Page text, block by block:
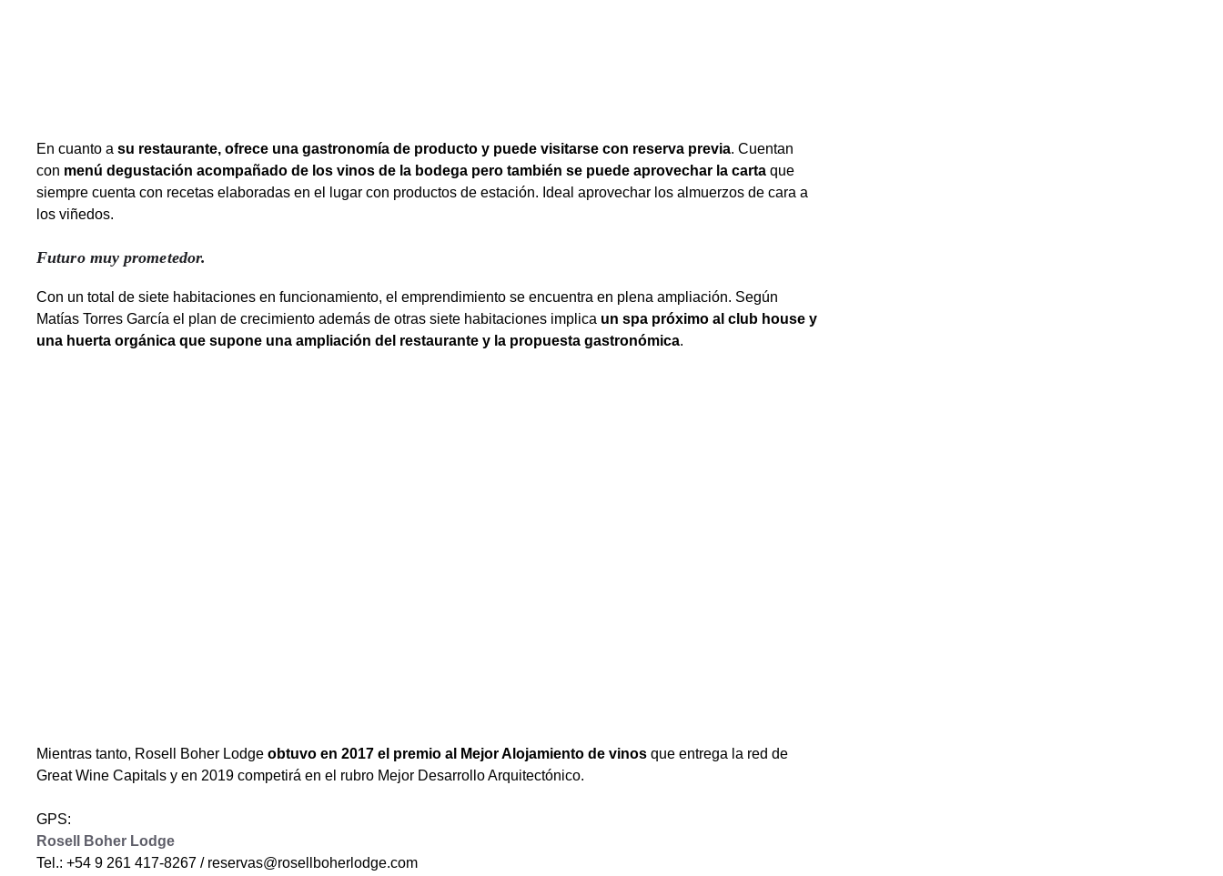
En cuanto a su restaurante, ofrece una gastronomía de producto y puede visitarse con reserva previa. Cuentan
con menú degustación acompañado de los vinos de la bodega pero también se puede aprovechar la carta que
siempre cuenta con recetas elaboradas en el lugar con productos de estación. Ideal aprovechar los almuerzos de cara a
los viñedos.
Futuro muy prometedor.
Con un total de siete habitaciones en funcionamiento, el emprendimiento se encuentra en plena ampliación. Según
Matías Torres García el plan de crecimiento además de otras siete habitaciones implica un spa próximo al club house y
una huerta orgánica que supone una ampliación del restaurante y la propuesta gastronómica.
Mientras tanto, Rosell Boher Lodge obtuvo en 2017 el premio al Mejor Alojamiento de vinos que entrega la red de
Great Wine Capitals y en 2019 competirá en el rubro Mejor Desarrollo Arquitectónico.
GPS:
Rosell Boher Lodge
Tel.: +54 9 261 417-8267 / reservas@rosellboherlodge.com